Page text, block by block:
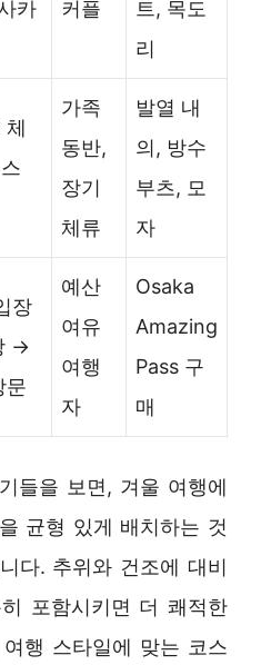
카
커플
트, 목도
리
체
가족
동반,
장기
체류
발열 내
의, 방수
부츠, 모
자
장
→
문
예산
여유
여행
자
Osaka
Amazing
Pass 구
매
들을 보면, 겨울 여행에
균형 있게 배치하는 것
다. 추위와 건조에 대비
포함시키면 더 쾌적한
행 스타일에 맞는 코스